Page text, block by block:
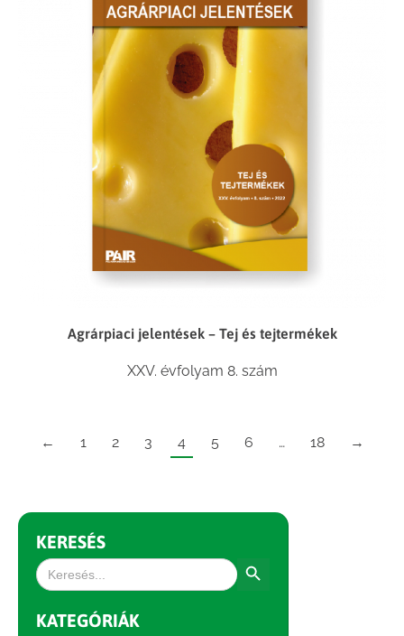
Agrárpiaci jelentések – Tej és tejtermékek
XXV. évfolyam 8. szám
← 1 2 3 4 5 6 … 18 →
KERESÉS
Search
for:
KATEGÓRIÁK